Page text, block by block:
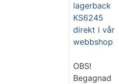
lagerback
KS6245
direkt i vår
webbshop
OBS!
Begagnad